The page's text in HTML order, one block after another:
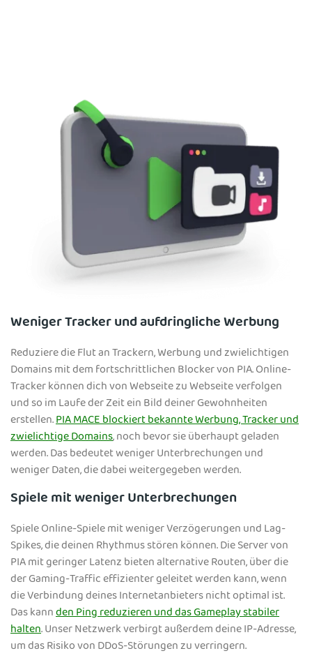
Weniger Tracker und aufdringliche Werbung
Reduziere die Flut an Trackern, Werbung und zwielichtigen
Domains mit dem fortschrittlichen Blocker von PIA. Online-
Tracker können dich von Webseite zu Webseite verfolgen
und so im Laufe der Zeit ein Bild deiner Gewohnheiten
erstellen.PIA MACE blockiert bekannte Werbung, Tracker und
zwielichtige Domains, noch bevor sie überhaupt geladen
werden. Das bedeutet weniger Unterbrechungen und
weniger Daten, die dabei weitergegeben werden.
Spiele mit weniger Unterbrechungen
Spiele Online-Spiele mit weniger Verzögerungen und Lag-
Spikes, die deinen Rhythmus stören können. Die Server von
PIA mit geringer Latenz bieten alternative Routen, über die
der Gaming-Traffic effizienter geleitet werden kann, wenn
die Verbindung deines Internetanbieters nicht optimal ist.
Das kannden Ping reduzieren und das Gameplay stabiler
halten. Unser Netzwerk verbirgt außerdem deine IP-Adresse,
um das Risiko von DDoS-Störungen zu verringern.